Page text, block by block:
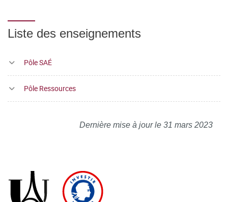
Liste des enseignements
Pôle SAÉ
Pôle Ressources
Dernière mise à jour le 31 mars 2023